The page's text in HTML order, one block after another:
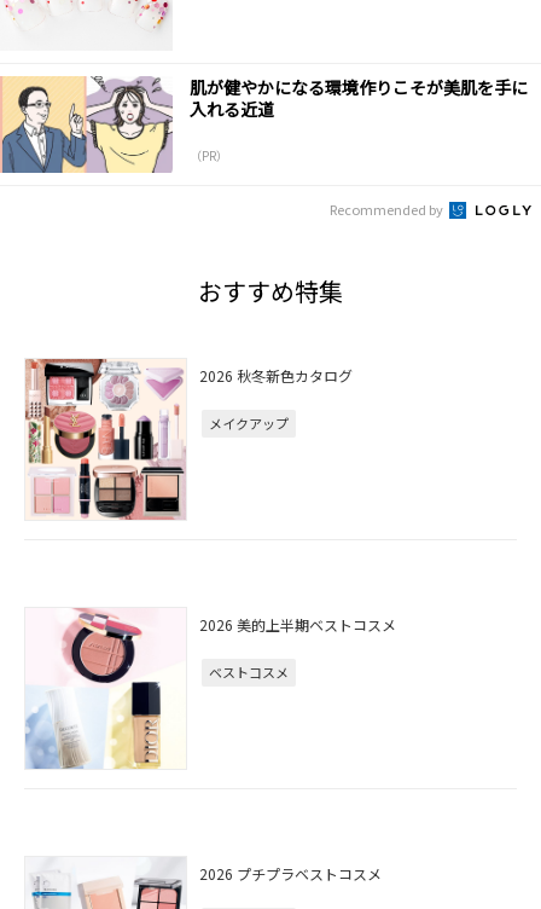
肌が健やかになる環境作りこそが美肌を手に
入れる近道
（PR）
Recommended by
おすすめ特集
2026 秋冬新色カタログ
メイクアップ
2026 美的上半期ベストコスメ
ベストコスメ
2026 プチプラベストコスメ